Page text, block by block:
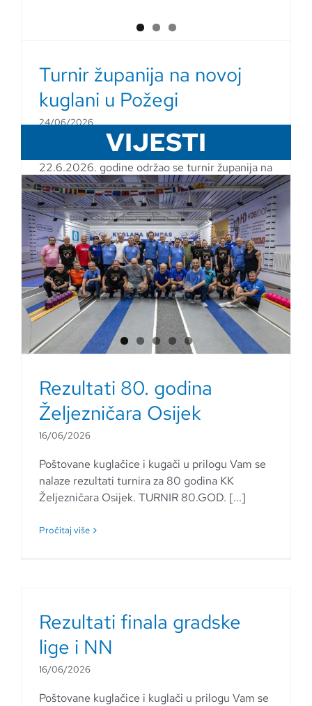
Turnir županija na novoj
kuglani u Požegi
24/06/2026
Poštovane kuglačice i kuglači u ponedeljak
22.6.2026. godine održao se turnir županija na
novoj kuglani u Požegi. Nastupale su [...]
Pročitaj više
VIJESTI
Rezultati 80. godina
Željezničara Osijek
16/06/2026
Poštovane kuglačice i kugači u prilogu Vam se
nalaze rezultati turnira za 80 godina KK
Željezničara Osijek. TURNIR 80.GOD. [...]
Pročitaj više
Rezultati finala gradske
lige i NN
16/06/2026
Poštovane kuglačice i kuglači u prilogu Vam se